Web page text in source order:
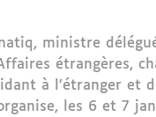
ministre
étrangères,
à l’étranger et
les 6 et 7